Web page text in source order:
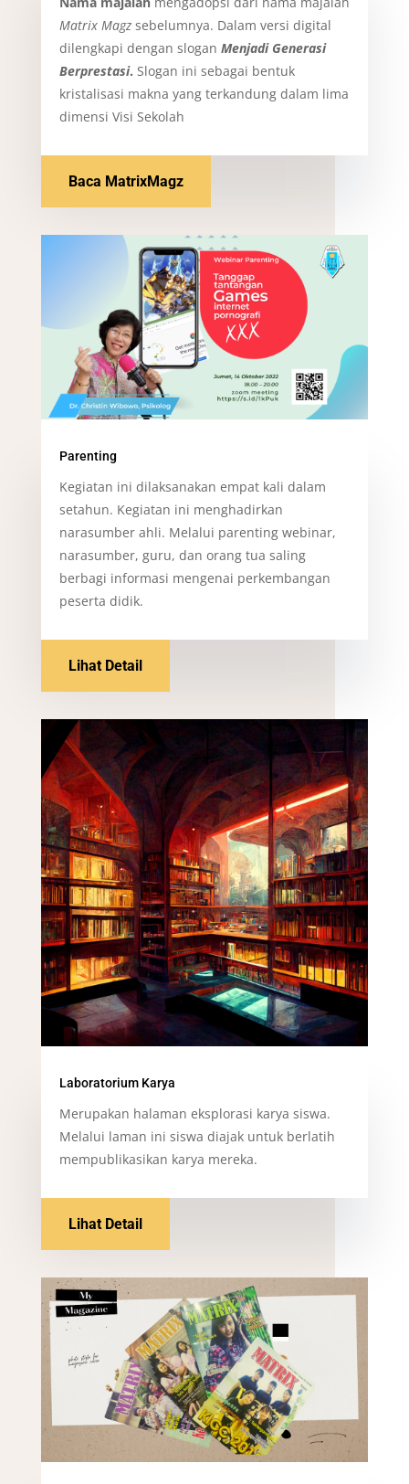
Matrix Magzsebelumnya. Dalam versi digital
dilengkapi dengan slogan Menjadi Generasi
Berprestasi. Slogan ini sebagai bentuk
kristalisasi makna yang terkandung dalam lima
dimensi Visi Sekolah
Baca MatrixMagz
Parenting
Kegiatan ini dilaksanakan empat kali dalam
setahun. Kegiatan ini menghadirkan
narasumber ahli. Melalui parenting webinar,
narasumber, guru, dan orang tua saling
berbagi informasi mengenai perkembangan
peserta didik.
Lihat Detail
Laboratorium Karya
Merupakan halaman eksplorasi karya siswa.
Melalui laman ini siswa diajak untuk berlatih
mempublikasikan karya mereka.
Lihat Detail